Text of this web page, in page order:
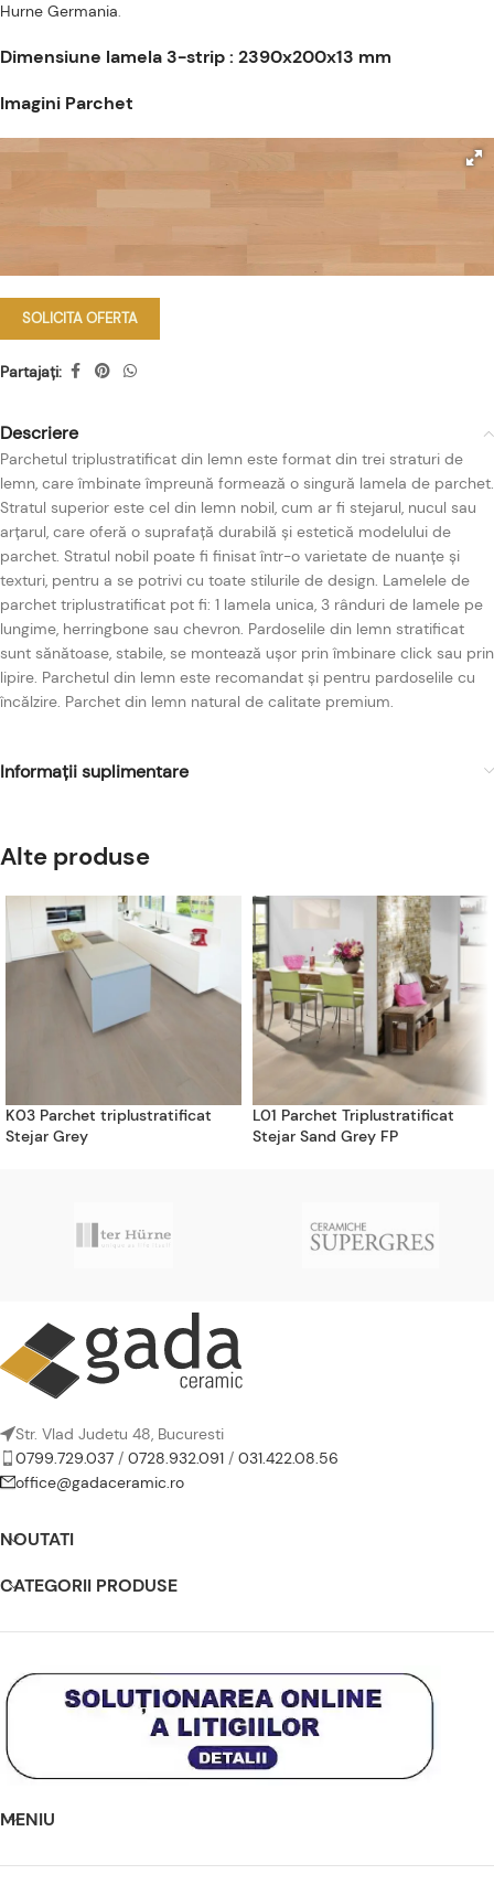
Hurne Germania.
Dimensiune lamela 3-strip : 2390x200x13 mm
Imagini Parchet
SOLICITA OFERTA
Partajați:
Descriere
Parchetul triplustratificat din lemn este format din trei straturi de
lemn, care îmbinate împreună formează o singură lamela de parchet.
Stratul superior este cel din lemn nobil, cum ar fi stejarul, nucul sau
arțarul, care oferă o suprafață durabilă și estetică modelului de
parchet. Stratul nobil poate fi finisat într-o varietate de nuanțe și
texturi, pentru a se potrivi cu toate stilurile de design. Lamelele de
parchet triplustratificat pot fi: 1 lamela unica, 3 rânduri de lamele pe
lungime, herringbone sau chevron. Pardoselile din lemn stratificat
sunt sănătoase, stabile, se montează ușor prin îmbinare click sau prin
lipire. Parchetul din lemn este recomandat și pentru pardoselile cu
încălzire. Parchet din lemn natural de calitate premium.
Informații suplimentare
Alte produse
K03 Parchet triplustratificat
Stejar Grey
L01 Parchet Triplustratificat
Stejar Sand Grey FP
Str. Vlad Judetu 48, Bucuresti
0799.729.037 / 0728.932.091 / 031.422.08.56
office@gadaceramic.ro
NOUTATI
CATEGORII PRODUSE
MENIU